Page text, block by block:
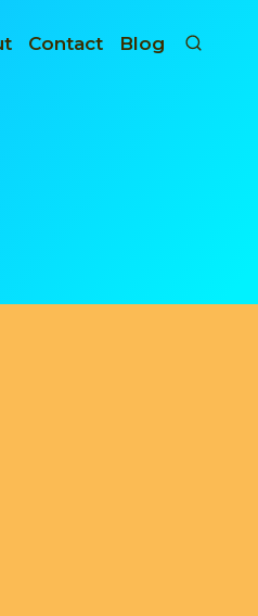
Contact Blog